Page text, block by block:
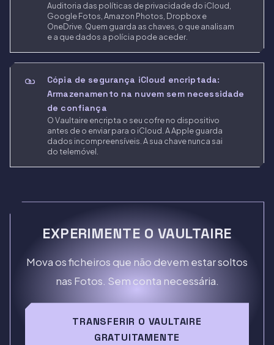
Auditoria das políticas de privacidade do iCloud,
Google Fotos, Amazon Photos, Dropbox e
OneDrive. Quem guarda as chaves, o que analisam
e a que dados a polícia pode aceder.
Cópia de segurança iCloud encriptada:
Armazenamento na nuvem sem necessidade
de confiança
O Vaultaire encripta o seu cofre no dispositivo
antes de o enviar para o iCloud. A Apple guarda
dados incompreensíveis. A sua chave nunca sai
do telemóvel.
EXPERIMENTE O VAULTAIRE
Mova os ficheiros que não devem estar soltos
nas Fotos. Sem conta necessária.
TRANSFERIR O VAULTAIRE
GRATUITAMENTE